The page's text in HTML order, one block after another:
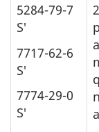
5284-79-7
S′
7717-62-6
S′
7774-29-0
S′